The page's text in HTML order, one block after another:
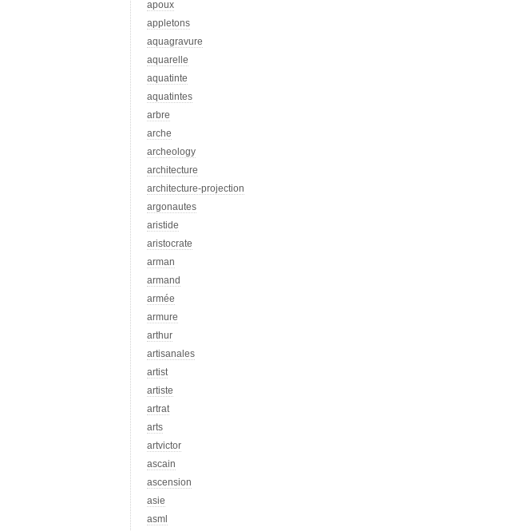
apoux
appletons
aquagravure
aquarelle
aquatinte
aquatintes
arbre
arche
archeology
architecture
architecture-projection
argonautes
aristide
aristocrate
arman
armand
armée
armure
arthur
artisanales
artist
artiste
artrat
arts
artvictor
ascain
ascension
asie
asml